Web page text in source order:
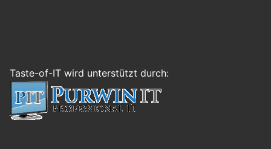
Taste-of-IT wird unterstützt durch: